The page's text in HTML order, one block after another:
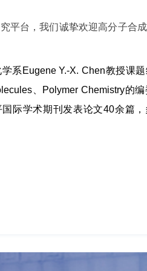
平台，我们诚挚欢迎高分子合
系Eugene Y.-X. Chen教授课
、Polymer Chemistry的
国际学术期刊发表论文40余篇